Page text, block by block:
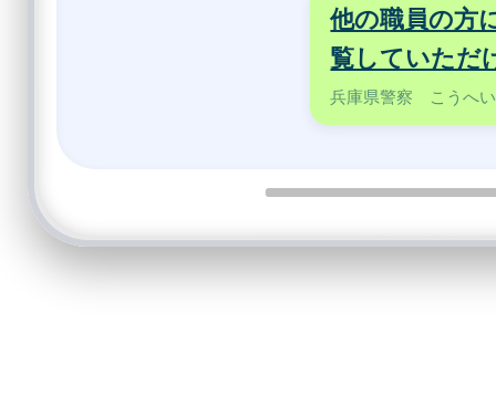
他の職員の方
覧していただ
兵庫県警察 こうへ